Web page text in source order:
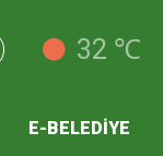
32 ℃
E-BELEDİYE